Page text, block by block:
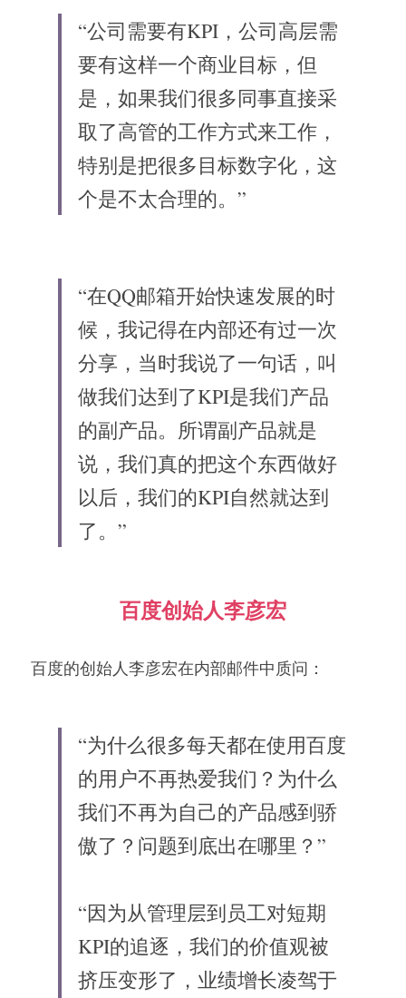
“公司需要有KPI，公司高层需
要有这样一个商业目标，但
是，如果我们很多同事直接采
取了高管的工作方式来工作，
特别是把很多目标数字化，这
个是不太合理的。”
“在QQ邮箱开始快速发展的时
候，我记得在内部还有过一次
分享，当时我说了一句话，叫
做我们达到了KPI是我们产品
的副产品。所谓副产品就是
说，我们真的把这个东西做好
以后，我们的KPI自然就达到
了。”
百度创始人李彦宏
百度的创始人李彦宏在内部邮件中质问：
“为什么很多每天都在使用百度
的用户不再热爱我们？为什么
我们不再为自己的产品感到骄
傲了？问题到底出在哪里？”
“因为从管理层到员工对短期
KPI的追逐，我们的价值观被
挤压变形了，业绩增长凌驾于